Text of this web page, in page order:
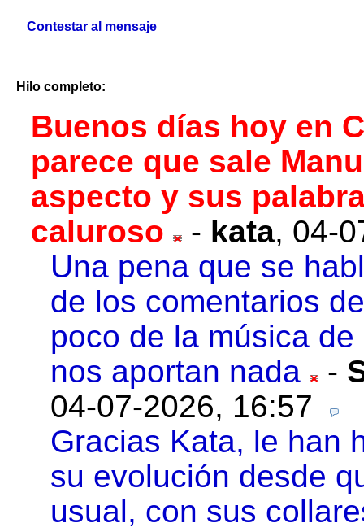
Contestar al mensaje
Hilo completo:
Buenos días hoy en
parece que sale
aspecto y sus
caluroso
- kata, 04-
Una pena que se
de los comentarios
poco de la música
nos aportan nada
-
04-07-2026, 16:57
Gracias Kata, le han
su evolución desde
usual, con sus